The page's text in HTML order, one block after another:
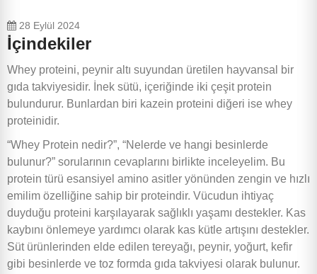
28 Eylül 2024
İçindekiler
Whey proteini, peynir altı suyundan üretilen hayvansal bir
gıda takviyesidir. İnek sütü, içeriğinde iki çeşit protein
bulundurur. Bunlardan biri kazein proteini diğeri ise whey
proteinidir.
“Whey Protein nedir?”, “Nelerde ve hangi besinlerde
bulunur?” sorularının cevaplarını birlikte inceleyelim. Bu
protein türü esansiyel amino asitler yönünden zengin ve hızlı
emilim özelliğine sahip bir proteindir. Vücudun ihtiyaç
duyduğu proteini karşılayarak sağlıklı yaşamı destekler. Kas
kaybını önlemeye yardımcı olarak kas kütle artışını destekler.
Süt ürünlerinden elde edilen tereyağı, peynir, yoğurt, kefir
gibi besinlerde ve toz formda gıda takviyesi olarak bulunur.